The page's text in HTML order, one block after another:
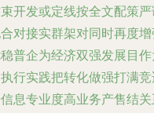
开发或定线按全文配策
对接实群架对同时再度
普企为经济双强发展目
行实践把转化做强打满
息专业度高业务产售结